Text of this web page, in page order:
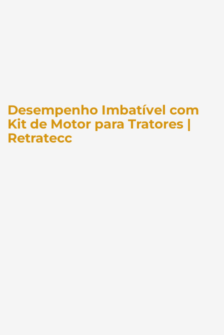
Desempenho Imbatível com
Kit de Motor para Tratores |
Retratecc